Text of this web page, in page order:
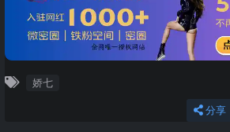
娇七
分享